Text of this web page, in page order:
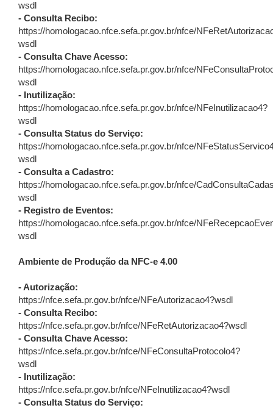
wsdl
- Consulta Recibo:
https://homologacao.nfce.sefa.pr.gov.br/nfce/
wsdl
- Consulta Chave Acesso:
https://homologacao.nfce.sefa.pr.gov.br/nfce/
wsdl
- Inutilização:
https://homologacao.nfce.sefa.pr.gov.br/nfce/NFeInutilizacao4?
wsdl
- Consulta Status do Serviço:
https://homologacao.nfce.sefa.pr.gov.br/nfce/
wsdl
- Consulta a Cadastro:
https://homologacao.nfce.sefa.pr.gov.br/nfce/
wsdl
- Registro de Eventos:
https://homologacao.nfce.sefa.pr.gov.br/nfce/
wsdl
Ambiente de Produção da NFC-e 4.00
- Autorização:
https://nfce.sefa.pr.gov.br/nfce/NFeAutorizacao4?wsdl
- Consulta Recibo:
https://nfce.sefa.pr.gov.br/nfce/NFeRetAutorizacao4?wsdl
- Consulta Chave Acesso:
https://nfce.sefa.pr.gov.br/nfce/NFeConsultaProtocolo4?
wsdl
- Inutilização:
https://nfce.sefa.pr.gov.br/nfce/NFeInutilizacao4?wsdl
- Consulta Status do Serviço: